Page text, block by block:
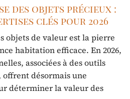
des objets précieux :
clés pour 2026
objets de valeur est la pierre
habitation efficace. En 2026,
associées à des outils
désormais une
déterminer la valeur des